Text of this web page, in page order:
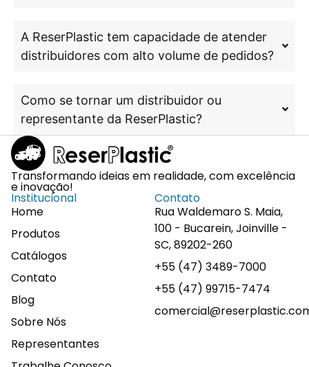
A ReserPlastic tem capacidade de atender
distribuidores com alto volume de pedidos?
Como se tornar um distribuidor ou
representante da ReserPlastic?
Transformando ideias em realidade, com excelência
e inovação!
Institucional
Home
Produtos
Catálogos
Contato
Blog
Sobre Nós
Representantes
Contato
Rua Waldemaro S. Maia,
100 - Bucarein, Joinville -
SC, 89202-260
+55 (47) 3489-7000
+55 (47) 99715-7474